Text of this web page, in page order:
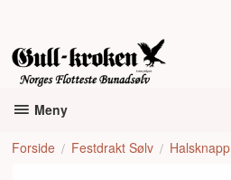
innholdet
Meny
Forside Festdrakt Sølv Halsknapp